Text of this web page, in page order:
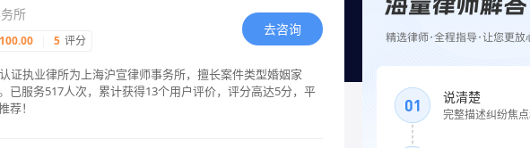
所
100.00 5 评分
去咨询
证执业律所为上海沪宣律师事务所，擅长案件类型婚姻家
服务517人次，累计获得13个用户评价，评分高达5分，平
！
说清楚
完整描述纠纷焦